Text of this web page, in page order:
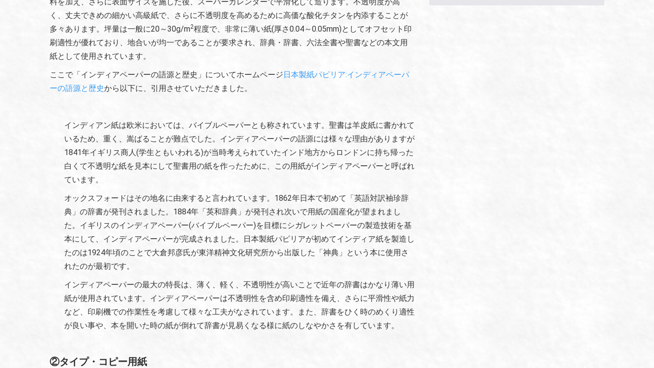
く、丈夫できめの細かい高級紙で、さらに不透明度を高めるために高価な酸化チタンを内添することが
多々あります。坪量は一般に20～30g/m2程度で、非常に薄い紙(厚さ0.04～0.05mm)としてオフセット印
刷適性が優れており、地合いが均一であることが要求され、辞典・辞書、六法全書や聖書などの本文用
紙として使用されています。
ここで「インディアペーパーの語源と歴史」についてホームページ日本製紙パピリア:インディアペーパ
ーの語源と歴史から以下に、引用させていただきました。
インディアン紙は欧米においては、バイブルペーパーとも称されています。聖書は羊皮紙に書かれて
いるため、重く、嵩ばることが難点でした。インディアペーパーの語源には様々な理由がありますが
1841年イギリス商人(学生ともいわれる)が当時考えられていたインド地方からロンドンに持ち帰った
白くて不透明な紙を見本にして聖書用の紙を作ったために、この用紙がインディアペーパーと呼ばれ
ています。
オックスフォードはその地名に由来すると言われています。1862年日本で初めて「英語対訳袖珍辞
典」の辞書が発刊されました。1884年「英和辞典」が発刊され次いで用紙の国産化が望まれまし
た。イギリスのインディアペーパー(バイブルペーパー)を目標にシガレットペーパーの製造技術を基
本にして、インディアペーパーが完成されました。日本製紙パピリアが初めてインディア紙を製造し
たのは1924年頃のことで大倉邦彦氏が東洋精神文化研究所から出版した「神典」という本に使用さ
れたのが最初です。
インディアペーパーの最大の特長は、薄く、軽く、不透明性が高いことで近年の辞書はかなり薄い用
紙が使用されています。インディアペーパーは不透明性を含め印刷適性を備え、さらに平滑性や紙力
など、印刷機での作業性を考慮して様々な工夫がなされています。また、辞書をひく時のめくり適性
が良い事や、本を開いた時の紙が倒れて辞書が見易くなる様に紙のしなやかさを有しています。
②タイプ・コピー用紙